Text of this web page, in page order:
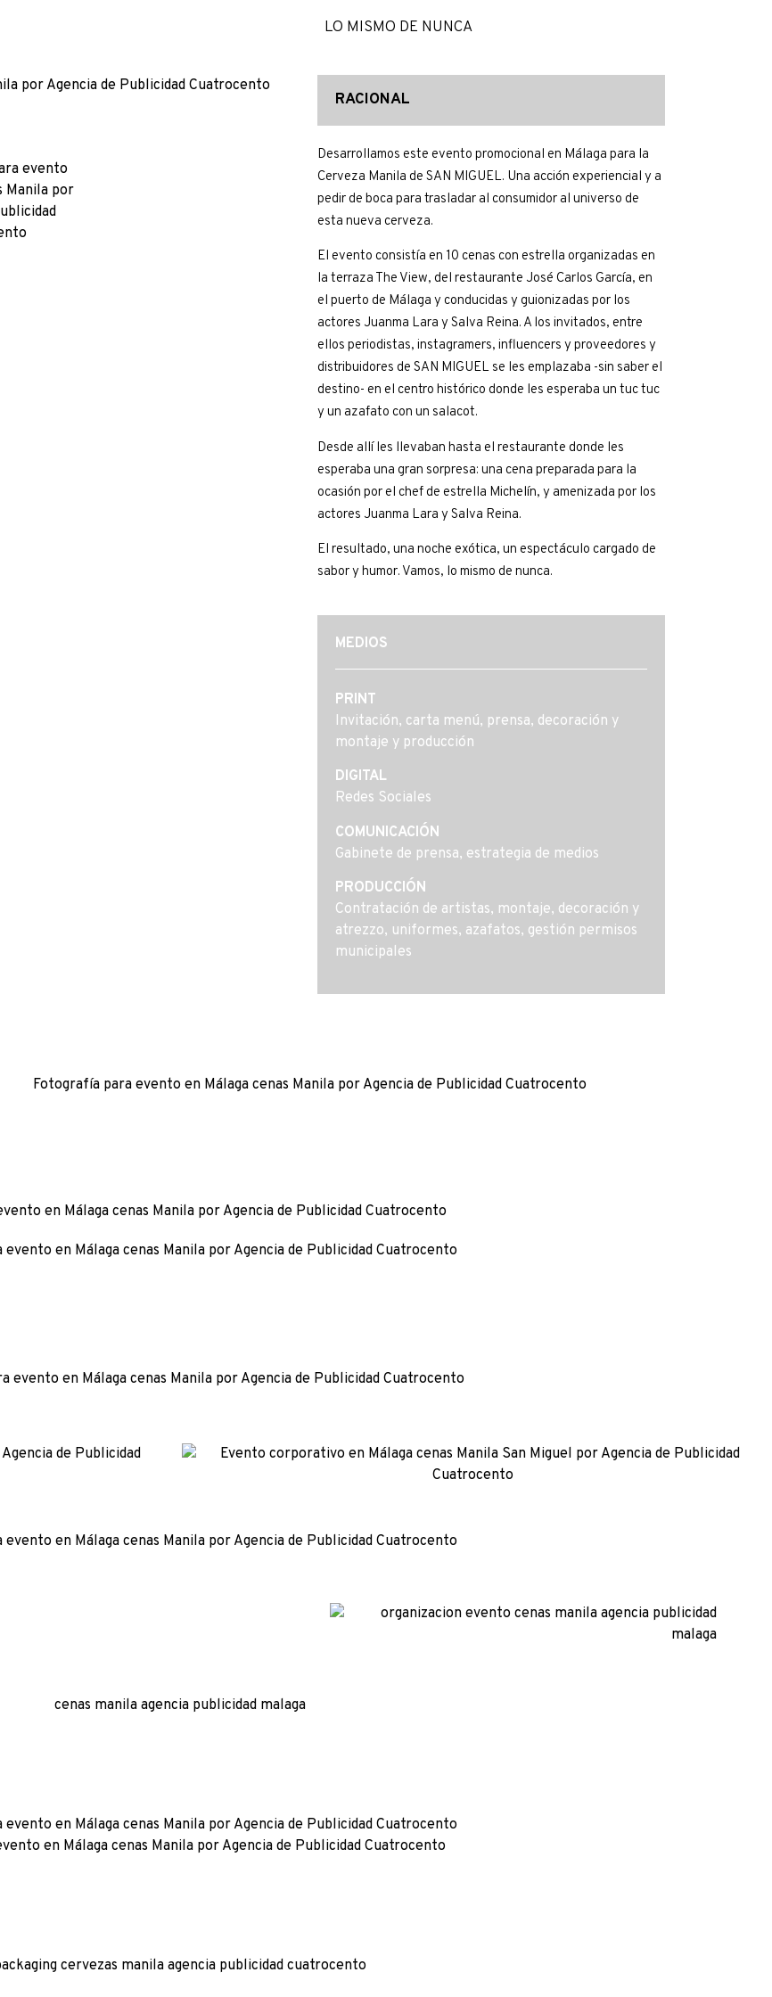
LO MISMO DE NUNCA
RACIONAL
Desarrollamos este evento promocional en Málaga para la
Cerveza Manila de SAN MIGUEL. Una acción experiencial y a
pedir de boca para trasladar al consumidor al universo de
esta nueva cerveza.
El evento consistía en 10 cenas con estrella organizadas en
la terraza The View, del restaurante José Carlos García, en
el puerto de Málaga y conducidas y guionizadas por los
actores Juanma Lara y Salva Reina. A los invitados, entre
ellos periodistas, instagramers, influencers y proveedores y
distribuidores de SAN MIGUEL se les emplazaba -sin saber el
destino- en el centro histórico donde les esperaba un tuc tuc
y un azafato con un salacot.
Desde allí les llevaban hasta el restaurante donde les
esperaba una gran sorpresa: una cena preparada para la
ocasión por el chef de estrella Michelín, y amenizada por los
actores Juanma Lara y Salva Reina.
El resultado, una noche exótica, un espectáculo cargado de
sabor y humor. Vamos, lo mismo de nunca.
MEDIOS
PRINT
Invitación, carta menú, prensa, decoración y
montaje y producción
DIGITAL
Redes Sociales
COMUNICACIÓN
Gabinete de prensa, estrategia de medios
PRODUCCIÓN
Contratación de artistas, montaje, decoración y
atrezzo, uniformes, azafatos, gestión permisos
municipales